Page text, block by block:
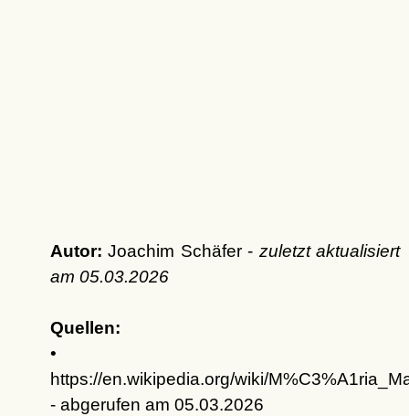
Autor: Joachim Schäfer - zuletzt aktualisiert
am 05.03.2026
Quellen:
•
https://en.wikipedia.org/wiki/
- abgerufen am 05.03.2026